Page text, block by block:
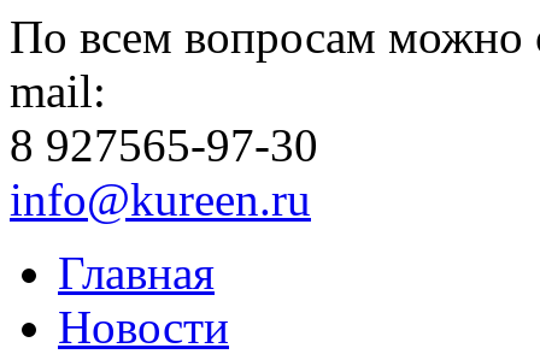
По всем вопросам можно
mail:
8 927565-97-30
info@kureen.ru
Главная
Новости